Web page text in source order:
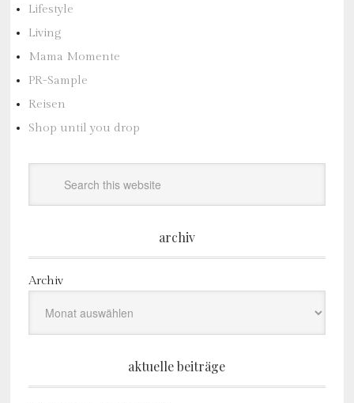
Lifestyle
Living
Mama Momente
PR-Sample
Reisen
Shop until you drop
archiv
Archiv
aktuelle beiträge